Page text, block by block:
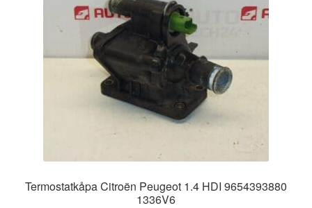
Termostatkåpa Citroën Peugeot 1.4 HDI 9654393880
1336V6